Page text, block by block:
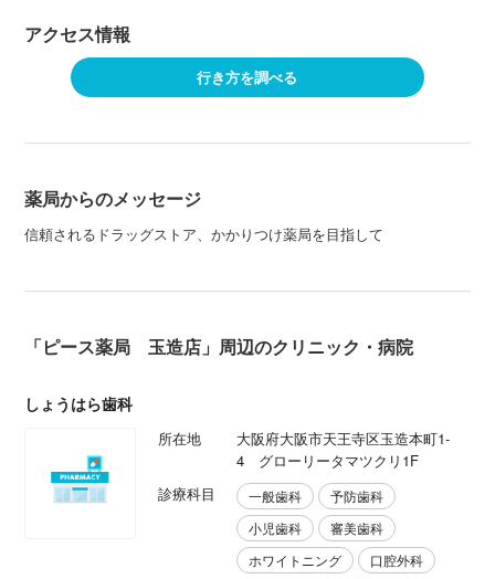
アクセス情報
行き方を調べる
薬局からのメッセージ
信頼されるドラッグストア、かかりつけ薬局を目指して
「ピース薬局 玉造店」周辺のクリニック・病院
しょうはら歯科
所在地
大阪府大阪市天王寺区玉造本町1-
4 グローリータマツクリ1F
診療科目
一般歯科
予防歯科
小児歯科
審美歯科
ホワイトニング
口腔外科